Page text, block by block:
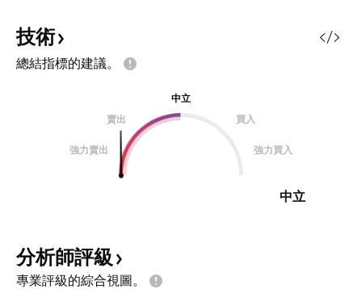
技術
總結指標的建議。
中立
賣出
買入
強力賣出 強力買入
中立
分析師評級
專業評級的綜合視圖。